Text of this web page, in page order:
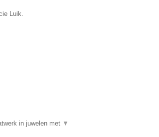
Luik.
in juwelen met ▼